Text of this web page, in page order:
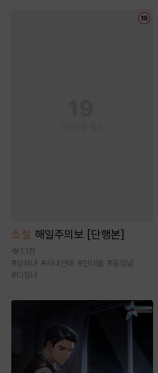
소설 해일주의보 [단행본]
1.1천
#상처녀 #사내연애 #현대물 #동정남
#다정녀